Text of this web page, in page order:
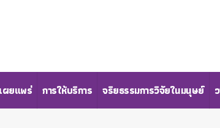
ผยแพร่ การให้บริการ จริยธรรมการวิจัยในมนุษย์